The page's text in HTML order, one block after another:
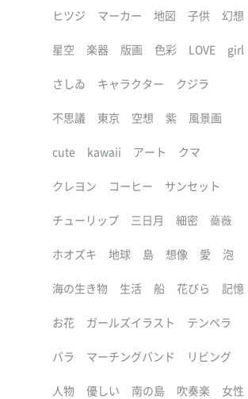
ヒツジ マーカー 地図 子供 幻想
星空 楽器 版画 色彩 LOVE girl
さしゐ キャラクター クジラ
不思議 東京 空想 紫 風景画
cute kawaii アート クマ
クレヨン コーヒー サンセット
チューリップ 三日月 細密 薔薇
ホオズキ 地球 島 想像 愛 泡
海の生き物 生活 船 花びら 記憶
お花 ガールズイラスト テンペラ
バラ マーチングバンド リビング
人物 優しい 南の島 吹奏楽 女性